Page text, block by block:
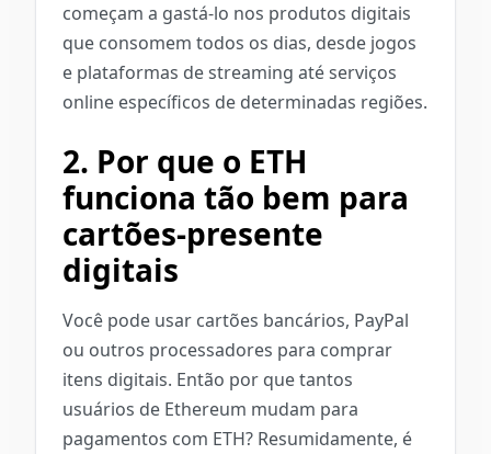
começam a gastá-lo nos produtos digitais
que consomem todos os dias, desde jogos
e plataformas de streaming até serviços
online específicos de determinadas regiões.
2. Por que o ETH
funciona tão bem para
cartões-presente
digitais
Você pode usar cartões bancários, PayPal
ou outros processadores para comprar
itens digitais. Então por que tantos
usuários de Ethereum mudam para
pagamentos com ETH? Resumidamente, é